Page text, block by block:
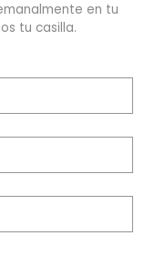
en tu
tu casilla.